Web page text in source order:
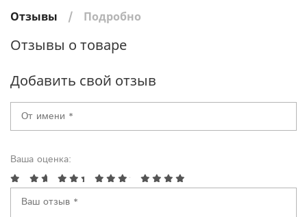
Отзывы Подробно
Отзывы о товаре
Добавить свой отзыв
Ваша оценка: